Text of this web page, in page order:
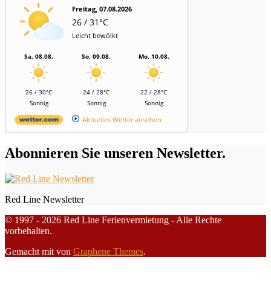
Freitag, 07.08.2026
26 / 31°C
Leicht bewölkt
Sa, 08.08.
26 / 30°C
Sonnig
So, 09.08.
24 / 28°C
Sonnig
Mo, 10.08.
22 / 28°C
Sonnig
Aktuelles Wetter ansehen
Abonnieren Sie unseren Newsletter.
Red Line Newsletter
© 1997 - 2026 Red Line Ferienvermietung - Alle Rechte
vorbehalten.
Gemacht mit von Graphene Themes.